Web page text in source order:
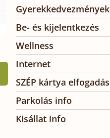
Gyerekkedvezmények
Be- és kijelentkezés
Wellness
Internet
SZÉP kártya elfogadás
Parkolás info
Kisállat info